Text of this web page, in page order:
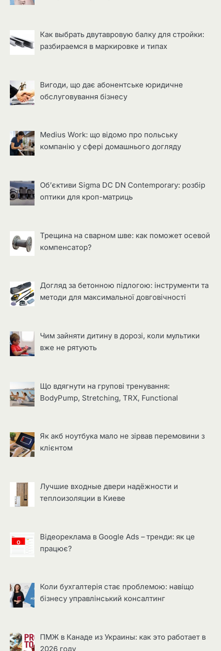
Как выбрать двутавровую балку для стройки:
разбираемся в маркировке и типах
Вигоди, що дає абонентське юридичне
обслуговування бізнесу
Medius Work: що відомо про польську
компанію у сфері домашнього догляду
Об’єктиви Sigma DC DN Contemporary: розбір
оптики для кроп-матриць
Трещина на сварном шве: как поможет осевой
компенсатор?
Догляд за бетонною підлогою: інструменти та
методи для максимальної довговічності
Чим зайняти дитину в дорозі, коли мультики
вже не рятують
Що вдягнути на групові тренування:
BodyPump, Stretching, TRX, Functional
Як акб ноутбука мало не зірвав перемовини з
клієнтом
Лучшие входные двери надёжности и
теплоизоляции в Киеве
Відеореклама в Google Ads – тренди: як це
працює?
Коли бухгалтерія стає проблемою: навіщо
бізнесу управлінський консалтинг
ПМЖ в Канаде из Украины: как это работает в
2026 году